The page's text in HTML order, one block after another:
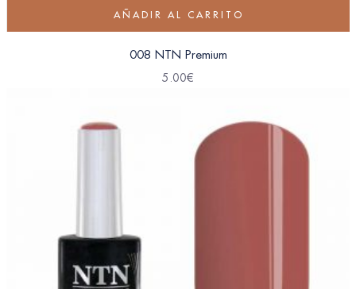
AÑADIR AL CARRITO
008 NTN Premium
5.00€